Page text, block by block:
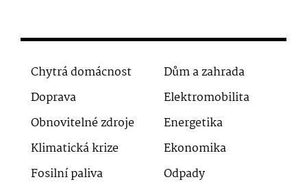
Chytrá domácnost
Dům a zahrada
Doprava
Elektromobilita
Obnovitelné zdroje
Energetika
Klimatická krize
Ekonomika
Fosilní paliva
Odpady